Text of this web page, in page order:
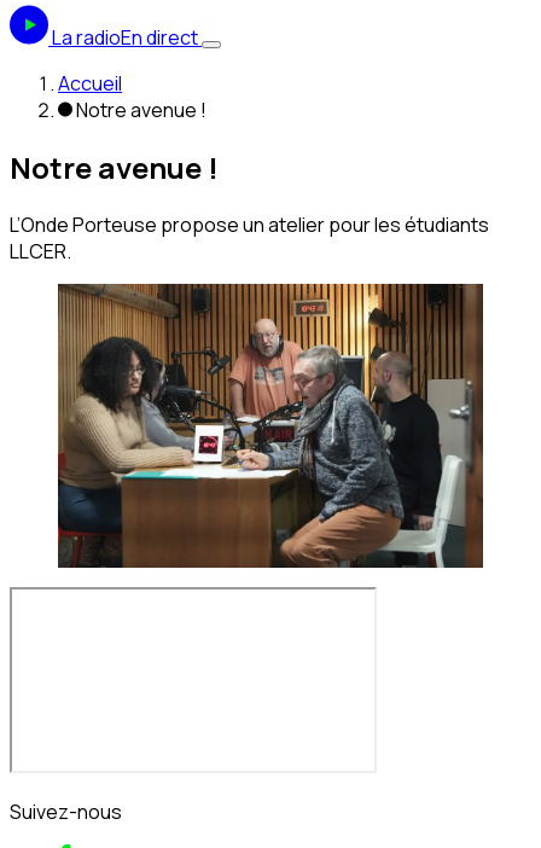
La radioEn direct
Accueil
Notre avenue !
Notre avenue !
L’Onde Porteuse propose un atelier pour les étudiants
LLCER.
Suivez-nous